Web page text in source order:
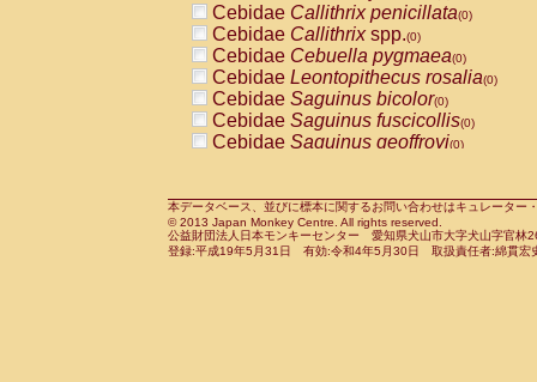
PitheciidaePithecia pithecia(0)
CercopithecidaeCercocebus agilis
CercopithecidaeCercocebus
CercopithecidaeCercocebus
CercopithecidaeCercocebus
CercopithecidaeCercocebus
CercopithecidaeCercocebushybrid
CercopithecidaePapio anubis(0)
CercopithecidaePapio cynocephalus
CercopithecidaePapio hamadryas(0)
Cebidae Callithrix penicillata(0)
Cebidae Callithrixspp.(0)
Cebidae Cebuella pygmaea(0)
Cebidae Leontopithecus rosalia(0)
Cebidae Saguinus bicolor(0)
Cebidae Saguinus fuscicollis(0)
Cebidae Saguinus geoffroyi(0)
CebidaeSaguinus leucopus(0)
CebidaeSaguinus midas(0)
Cebidae Saguinus mystax(0)
本データベース、並びに標本に関するお問い合わせはキュレータ
© 2013 Japan Monkey Centre. All rights reserved.
公益財団法人日本モンキーセンター 愛知県犬山市大字犬山字官
登録:平成19年5月31日 有効:令和4年5月30日 取扱責任者:綿貫宏